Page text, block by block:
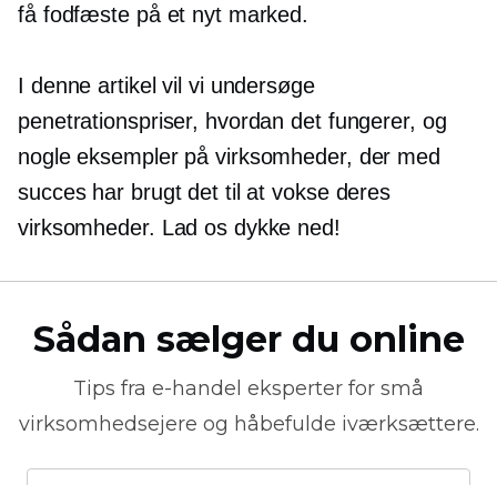
få fodfæste på et nyt marked.
I denne artikel vil vi undersøge
penetrationspriser, hvordan det fungerer, og
nogle eksempler på virksomheder, der med
succes har brugt det til at vokse deres
virksomheder. Lad os dykke ned!
Sådan sælger du online
Tips fra e-handel eksperter for små
virksomhedsejere og håbefulde iværksættere.